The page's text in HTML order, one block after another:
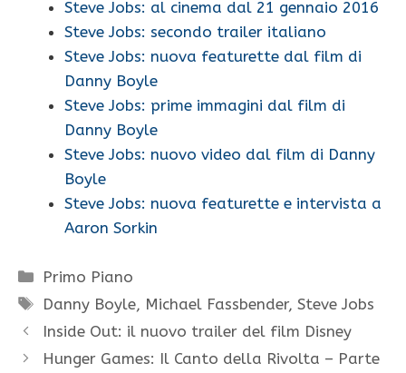
Steve Jobs: al cinema dal 21 gennaio 2016
Steve Jobs: secondo trailer italiano
Steve Jobs: nuova featurette dal film di
Danny Boyle
Steve Jobs: prime immagini dal film di
Danny Boyle
Steve Jobs: nuovo video dal film di Danny
Boyle
Steve Jobs: nuova featurette e intervista a
Aaron Sorkin
Categorie
Primo Piano
Tag
Danny Boyle, Michael Fassbender,Steve Jobs
Inside Out: il nuovo trailer del film Disney
Hunger Games: Il Canto della Rivolta – Parte